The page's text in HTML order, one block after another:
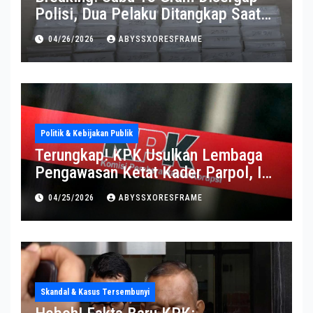
Polisi, Dua Pelaku Ditangkap Saat
Operasi Berlangsung Di Tempat
04/26/2026 ABYSSXORESFRAME
Politik & Kebijakan Publik
Terungkap! KPK Usulkan Lembaga
Pengawasan Ketat Kader Parpol, Ini
Alasannya
04/25/2026 ABYSSXORESFRAME
Skandal & Kasus Tersembunyi